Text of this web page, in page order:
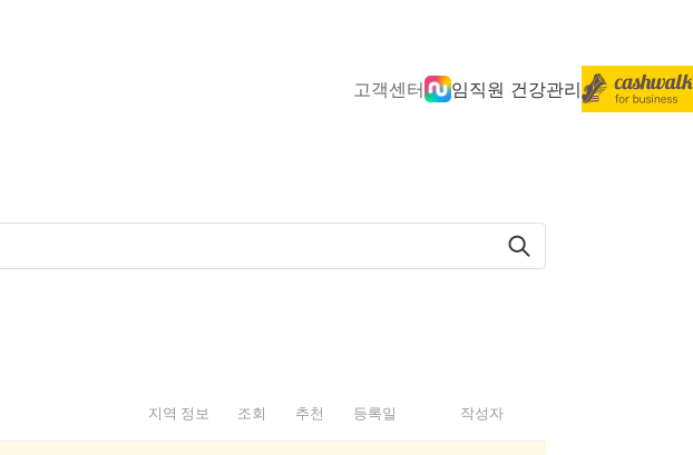
고객센터 임직원 건강관리
지역 정보 조회 추천 등록일 작성자